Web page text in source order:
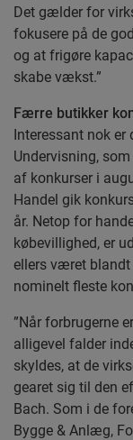
Det gælder for
fokusere på de
og at frigøre
skabe vækst.”
Færre butikker
Interessant nok er
Undervisning,
af konkurser i
Handel gik
år. Netop for
købevillighed, er
ellers været blandt
nominelt fleste
”Når forbrugerne
alligevel falder
skyldes, at de
gearet sig til den
Bach. Som i de
Bygge & Anlæg,